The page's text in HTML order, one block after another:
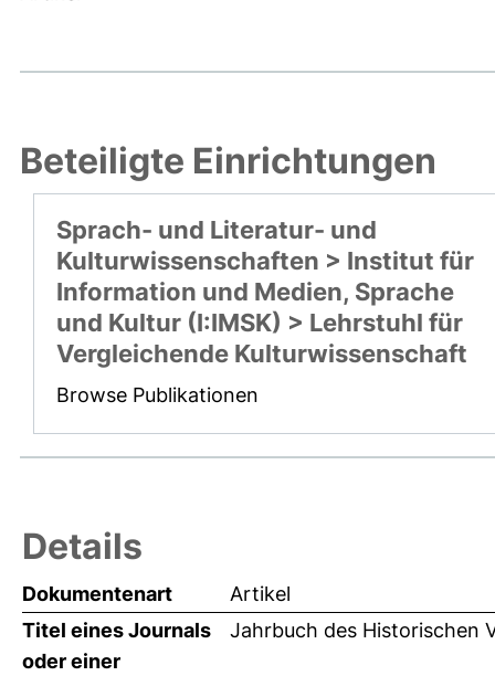
Beteiligte Einrichtungen
Sprach- und Literatur- und
Kulturwissenschaften > Institut für
Information und Medien, Sprache
und Kultur (I:IMSK) > Lehrstuhl für
Vergleichende Kulturwissenschaft
Browse Publikationen
Details
Dokumentenart
Artikel
Titel eines Journals
oder einer
Jahrbuch des Historischen